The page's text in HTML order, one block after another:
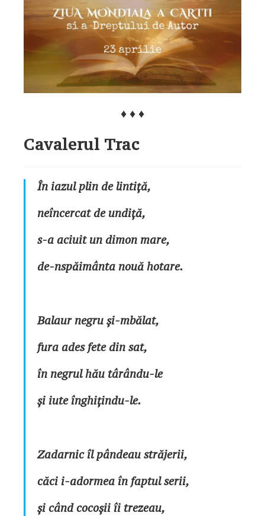
♦ ♦ ♦
Cavalerul Trac
În iazul plin de lintiță,
neîncercat de undiță,
s-a aciuit un dimon mare,
de-nspăimânta nouă hotare.
Balaur negru și-mbălat,
fura ades fete din sat,
în negrul hău târându-le
și iute înghițindu-le.
Zadarnic îl pândeau străjerii,
căci i-adormea în faptul serii,
și când cocoșii îi trezeau,